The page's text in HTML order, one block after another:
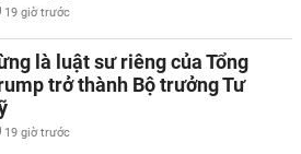
19 giờ trước
là luật sư riêng của Tổng
trở thành Bộ trưởng Tư
19 giờ trước